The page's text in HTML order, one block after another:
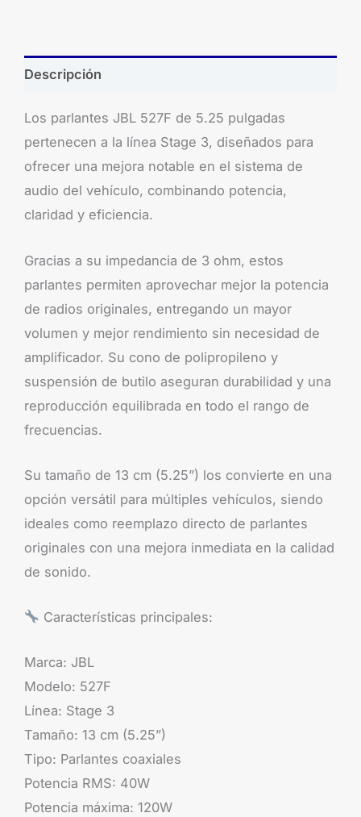
Descripción
Los parlantes JBL 527F de 5.25 pulgadas
pertenecen a la línea Stage 3, diseñados para
ofrecer una mejora notable en el sistema de
audio del vehículo, combinando potencia,
claridad y eficiencia.
Gracias a su impedancia de 3 ohm, estos
parlantes permiten aprovechar mejor la potencia
de radios originales, entregando un mayor
volumen y mejor rendimiento sin necesidad de
amplificador. Su cono de polipropileno y
suspensión de butilo aseguran durabilidad y una
reproducción equilibrada en todo el rango de
frecuencias.
Su tamaño de 13 cm (5.25”) los convierte en una
opción versátil para múltiples vehículos, siendo
ideales como reemplazo directo de parlantes
originales con una mejora inmediata en la calidad
de sonido.
Características principales:
Marca: JBL
Modelo: 527F
Línea: Stage 3
Tamaño: 13 cm (5.25”)
Tipo: Parlantes coaxiales
Potencia RMS: 40W
Potencia máxima: 120W